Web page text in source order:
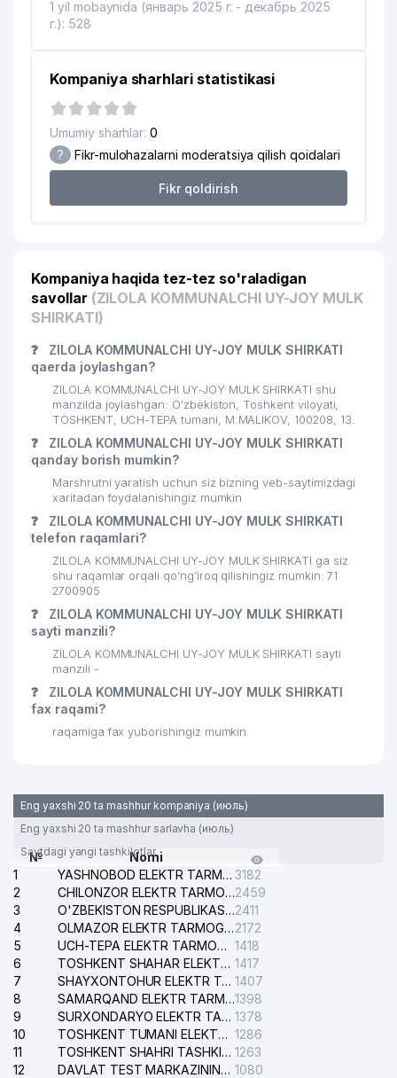
1 yil mobaynida (январь 2025 г. - декабрь 2025
г.): 528
Kompaniya sharhlari statistikasi
Umumiy sharhlar: 0
? Fikr-mulohazalarni moderatsiya qilish qoidalari
Fikr qoldirish
Kompaniya haqida tez-tez so'raladigan
savollar (ZILOLA KOMMUNALCHI UY-JOY MULK
SHIRKATI)
❓
ZILOLA KOMMUNALCHI UY-JOY MULK SHIRKATI
qaerda joylashgan?
ZILOLA KOMMUNALCHI UY-JOY MULK SHIRKATI shu
manzilda joylashgan: O'zbekiston, Toshkent viloyati,
TOSHKENT, UCH-TEPA tumani, M.MALIKOV, 100208, 13.
❓
ZILOLA KOMMUNALCHI UY-JOY MULK SHIRKATI
qanday borish mumkin?
Marshrutni yaratish uchun siz bizning veb-saytimizdagi
xaritadan foydalanishingiz mumkin
❓
ZILOLA KOMMUNALCHI UY-JOY MULK SHIRKATI
telefon raqamlari?
ZILOLA KOMMUNALCHI UY-JOY MULK SHIRKATI ga siz
shu raqamlar orqali qo’ng’iroq qilishingiz mumkin: 71
2700905
❓
ZILOLA KOMMUNALCHI UY-JOY MULK SHIRKATI
sayti manzili?
ZILOLA KOMMUNALCHI UY-JOY MULK SHIRKATI sayti
manzili -
❓
ZILOLA KOMMUNALCHI UY-JOY MULK SHIRKATI
fax raqami?
raqamiga fax yuborishingiz mumkin.
Eng yaxshi 20 ta mashhur kompaniya (июль)
Eng yaxshi 20 ta mashhur sarlavha (июль)
Saytdagi yangi tashkilotlar
№
Nomi
1
YASHNOBOD ELEKTR TARMOG'I NOSOZLIKLARI XIZMATI 3182
2
CHILONZOR ELEKTR TARMOG'I NOSOZLIK XIZMATI2459
3
O'ZBEKISTON RESPUBLIKASI BOSH PROKURATURASI ISHONCH TELEFONI2411
4
OLMAZOR ELEKTR TARMOG'I NOSOZLIKLARI XIZMATI2172
5
UCH-TEPA ELEKTR TARMOG'I NOSOZLIKLARI XIZMATI 1418
6
TOSHKENT SHAHAR ELEKTR TARMOQLARI KORXONASI AJ 1417
7
SHAYXONTOHUR ELEKTR TARMOG'I NOSOZLIKLARINI TUZATISH XIZMATI 1407
8
SAMARQAND ELEKTR TARMOQLARI AJ1398
9
SURXONDARYO ELEKTR TARMOQLARI AJ 1378
10
TOSHKENT TUMANI ELEKTR TARMOG'I AVARIYA XIZMATI 1286
11
TOSHKENT SHAHRI TASHKILOT TELEFONLARI HAQIDA MA'LUMOT BYUROSI 1263
12
DAVLAT TEST MARKAZINING ISHONCH TELEFONLARI 1080